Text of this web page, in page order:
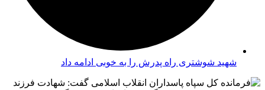
شهید شوشتری راه پدرش را به خوبی ادامه داد